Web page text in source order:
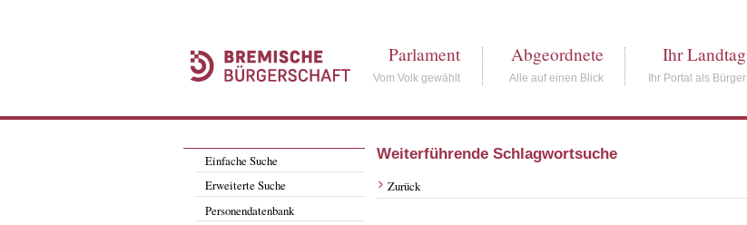
Parlament
Vom Volk gewählt
Abgeordnete
Alle auf einen Blick
Ihr Landtag
Ihr Portal als Bürger
Einfache Suche
Erweiterte Suche
Personendatenbank
Weiterführende Schlagwortsuche
Zurück